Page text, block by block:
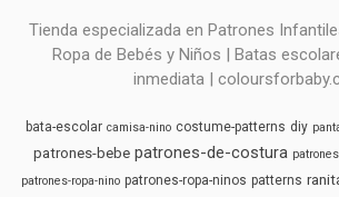
Tienda especializada en Patrones
Ropa de Bebés y Niños | Batas
inmediata |
bata-escolar camisa-nino costume-patterns diy
patrones-bebe patrones-de-costura
patrones-ropa-nino patrones-ropa-ninos patterns